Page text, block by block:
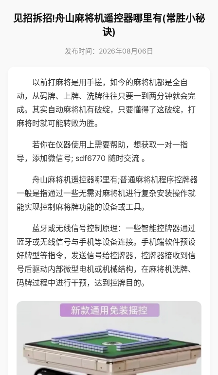
见招拆招!舟山麻将机遥控器哪里有(常胜小秘
诀)
发布时间：2026年08月06日
以前打麻将是用手搓，如今的麻将机都是全自
动，从码牌、上牌、洗牌往往只要一到两分钟就会完
成。其实自动麻将机有破绽，只要懂得了这破绽，打
麻将时就可能转败为胜。
若你在仪器使用上需要帮助，想获取一对一指
导，添加微信号; sdf6770 随时交流 。
舟山麻将机遥控器哪里有;普通麻将机程序控牌器
一般是指通过一些无需对麻将机进行复杂安装操作就
能实现控制麻将牌功能的设备或工具。
蓝牙或无线信号控制原理：一些智能控牌器通过
蓝牙或无线信号与手机等设备连接。手机端软件预设
好牌型等指令，发送信号给控牌器，控牌器接收到信
号后驱动内部微型电机或机械结构，在麻将机洗牌、
码牌过程中进行干预，达到控牌目的。